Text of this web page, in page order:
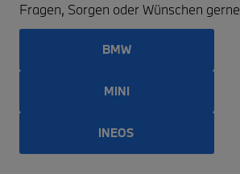
Fragen, Sorgen oder Wünschen
BMW
MINI
INEOS